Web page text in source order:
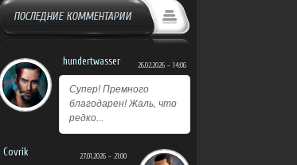
ПОСЛЕДНИЕ КОММЕНТАРИИ
hundertwasser 26.02.2026 - 14:06
Супер! Премного
благодарен! Жаль, что
редко...
Covrik 27.01.2026 - 21:00